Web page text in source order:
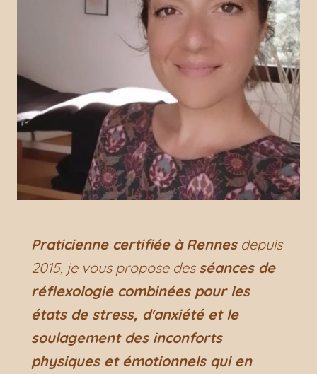
Praticienne certifiée à Rennesdepuis
2015, je vous propose desséances de
réflexologie combinées pour les
états de stress, d'anxiété et le
soulagement des inconforts
physiques et émotionnels qui en